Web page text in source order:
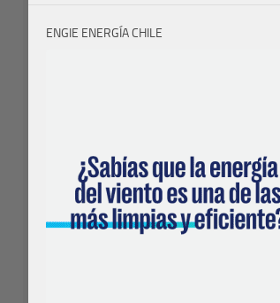
ENGIE ENERGÍA CHILE